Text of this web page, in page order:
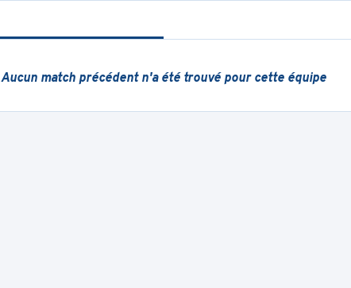
Aucun match précédent n'a été trouvé pour cette équipe